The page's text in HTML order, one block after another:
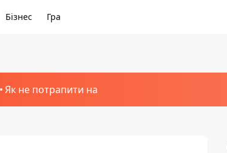
Бізнес Гра
Як не потрапити на